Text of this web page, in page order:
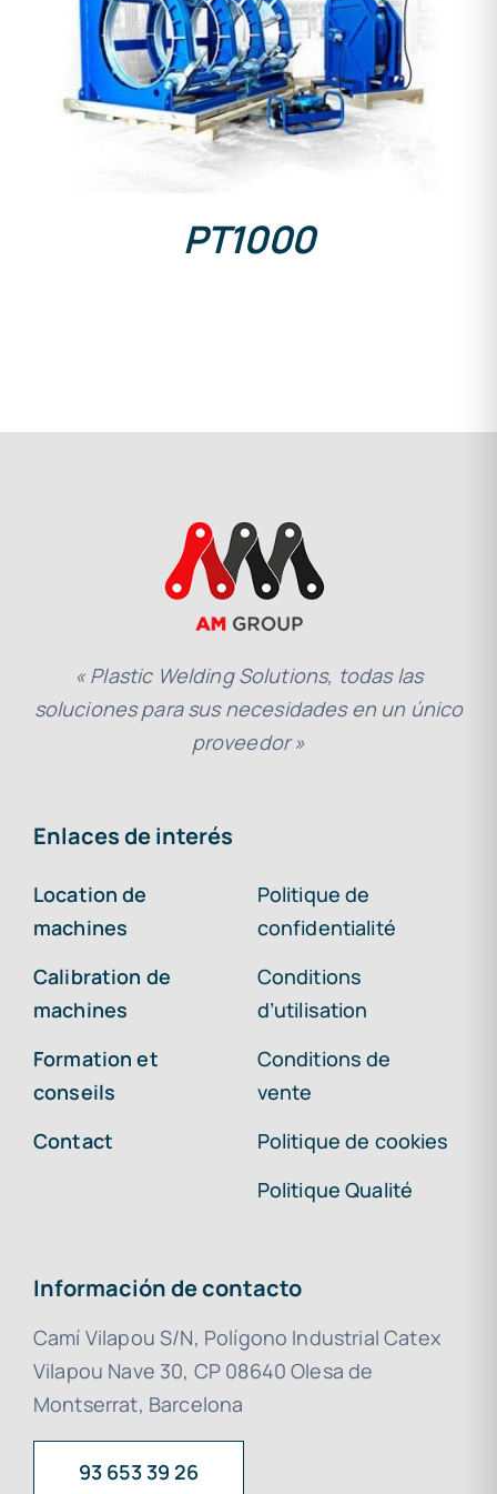
DETAILS
PT1000
« Plastic Welding Solutions, todas las
soluciones para sus necesidades en un único
proveedor »
Enlaces de interés
Location de
machines
Calibration de
machines
Formation et
conseils
Contact
Politique de
confidentialité
Conditions
d’utilisation
Conditions de
vente
Politique de cookies
Politique Qualité
Información de contacto
Camí Vilapou S/N, Polígono Industrial Catex
Vilapou Nave 30, CP 08640 Olesa de
Montserrat, Barcelona
93 653 39 26